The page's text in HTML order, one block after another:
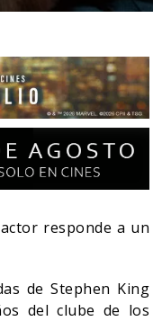
responde a un
de Stephen King
del clube de los